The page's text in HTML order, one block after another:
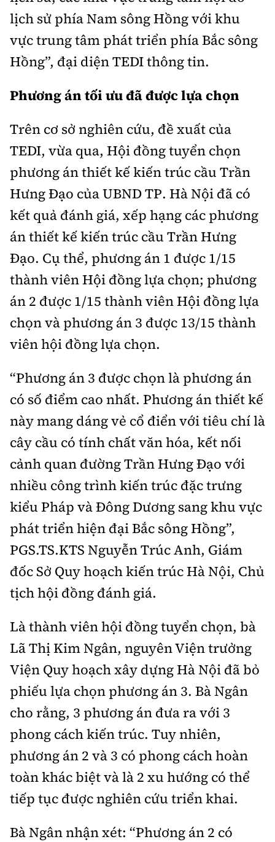
lịch sử phía Nam sông Hồng với khu
vực trung tâm phát triển phía Bắc sông
Hồng”, đại diện TEDI thông tin.
Phương án tối ưu đã được lựa chọn
Trên cơ sở nghiên cứu, đề xuất của
TEDI, vừa qua, Hội đồng tuyển chọn
phương án thiết kế kiến trúc cầu Trần
Hưng Đạo của UBND TP. Hà Nội đã có
kết quả đánh giá, xếp hạng các phương
án thiết kế kiến trúc cầu Trần Hưng
Đạo. Cụ thể, phương án 1 được 1/15
thành viên Hội đồng lựa chọn; phương
án 2 được 1/15 thành viên Hội đồng lựa
chọn và phương án 3 được 13/15 thành
viên hội đồng lựa chọn.
“Phương án 3 được chọn là phương án
có số điểm cao nhất. Phương án thiết kế
này mang dáng vẻ cổ điển với tiêu chí là
cây cầu có tính chất văn hóa, kết nối
cảnh quan đường Trần Hưng Đạo với
nhiều công trình kiến trúc đặc trưng
kiểu Pháp và Đông Dương sang khu vực
phát triển hiện đại Bắc sông Hồng”,
PGS.TS.KTS Nguyễn Trúc Anh, Giám
đốc Sở Quy hoạch kiến trúc Hà Nội, Chủ
tịch hội đồng đánh giá.
Là thành viên hội đồng tuyển chọn, bà
Lã Thị Kim Ngân, nguyên Viện trưởng
Viện Quy hoạch xây dựng Hà Nội đã bỏ
phiếu lựa chọn phương án 3. Bà Ngân
cho rằng, 3 phương án đưa ra với 3
phong cách kiến trúc. Tuy nhiên,
phương án 2 và 3 có phong cách hoàn
toàn khác biệt và là 2 xu hướng có thể
tiếp tục được nghiên cứu triển khai.
Bà Ngân nhận xét: “Phương án 2 có